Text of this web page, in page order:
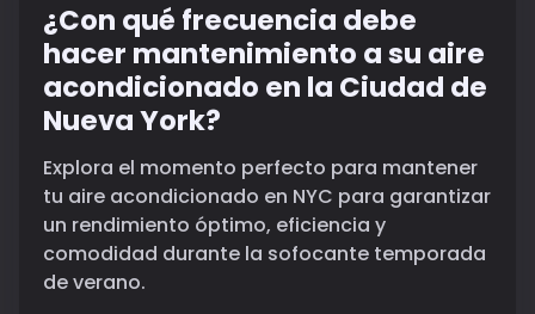
¿Con qué frecuencia debe
hacer mantenimiento a su aire
acondicionado en la Ciudad de
Nueva York?
Explora el momento perfecto para mantener
tu aire acondicionado en NYC para garantizar
un rendimiento óptimo, eficiencia y
comodidad durante la sofocante temporada
de verano.